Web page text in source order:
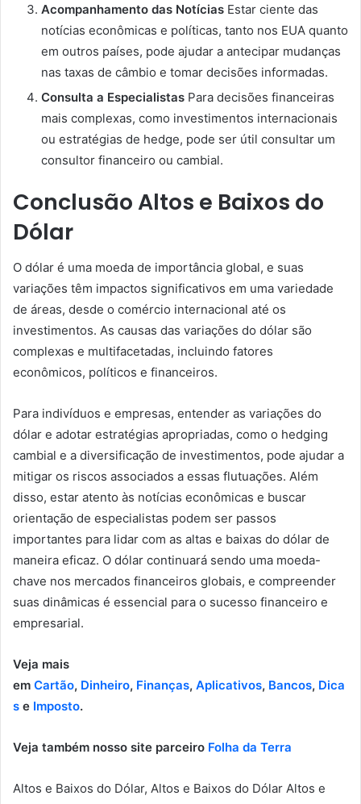
Acompanhamento das Notícias Estar ciente das
notícias econômicas e políticas, tanto nos EUA quanto
em outros países, pode ajudar a antecipar mudanças
nas taxas de câmbio e tomar decisões informadas.
Consulta a Especialistas Para decisões financeiras
mais complexas, como investimentos internacionais
ou estratégias de hedge, pode ser útil consultar um
consultor financeiro ou cambial.
Conclusão Altos e Baixos do
Dólar
O dólar é uma moeda de importância global, e suas
variações têm impactos significativos em uma variedade
de áreas, desde o comércio internacional até os
investimentos. As causas das variações do dólar são
complexas e multifacetadas, incluindo fatores
econômicos, políticos e financeiros.
Para indivíduos e empresas, entender as variações do
dólar e adotar estratégias apropriadas, como o hedging
cambial e a diversificação de investimentos, pode ajudar a
mitigar os riscos associados a essas flutuações. Além
disso, estar atento às notícias econômicas e buscar
orientação de especialistas podem ser passos
importantes para lidar com as altas e baixas do dólar de
maneira eficaz. O dólar continuará sendo uma moeda-
chave nos mercados financeiros globais, e compreender
suas dinâmicas é essencial para o sucesso financeiro e
empresarial.
Veja mais
em Cartão, Dinheiro, Finanças, Aplicativos, Bancos, Dica
s e Imposto.
Veja também nosso site parceiro Folha da Terra
Altos e Baixos do Dólar, Altos e Baixos do Dólar Altos e